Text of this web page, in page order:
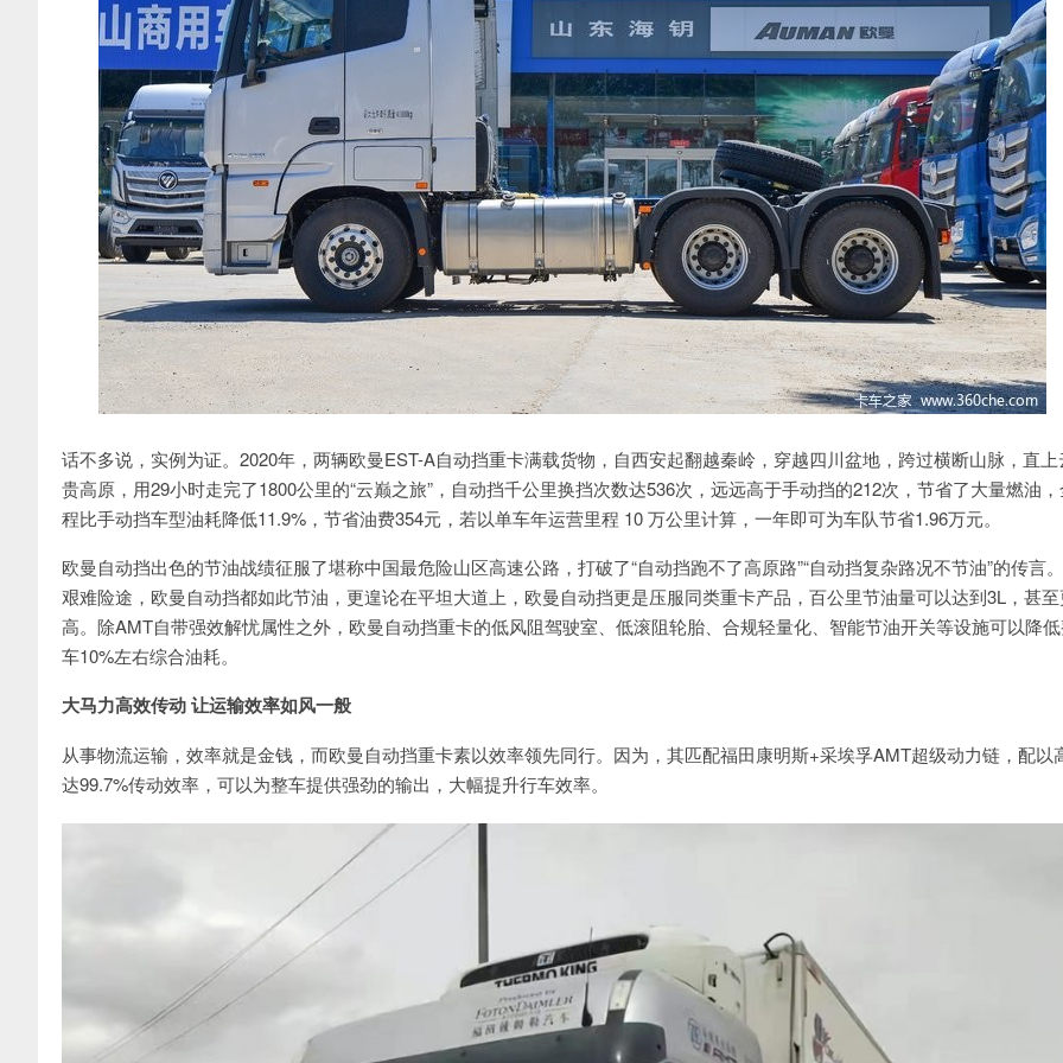
话不多说，实例为证。2020年，两辆欧曼EST-A自动挡重卡满载货物，自西安起翻越秦岭，穿越四川盆地，跨过横断山脉，直上
贵高原，用29小时走完了1800公里的“云巅之旅”，自动挡千公里换挡次数达536次，远远高于手动挡的212次，节省了大量燃油
程比手动挡车型油耗降低11.9%，节省油费354元，若以单车年运营里程 10 万公里计算，一年即可为车队节省1.96万元。
欧曼自动挡出色的节油战绩征服了堪称中国最危险山区高速公路，打破了“自动挡跑不了高原路”“自动挡复杂路况不节油”的传言
艰难险途，欧曼自动挡都如此节油，更遑论在平坦大道上，欧曼自动挡更是压服同类重卡产品，百公里节油量可以达到3L，甚
高。除AMT自带强效解忧属性之外，欧曼自动挡重卡的低风阻驾驶室、低滚阻轮胎、合规轻量化、智能节油开关等设施可以降
车10%左右综合油耗。
大马力高效传动 让运输效率如风一般
从事物流运输，效率就是金钱，而欧曼自动挡重卡素以效率领先同行。因为，其匹配福田康明斯+采埃孚AMT超级动力链，配以
达99.7%传动效率，可以为整车提供强劲的输出，大幅提升行车效率。